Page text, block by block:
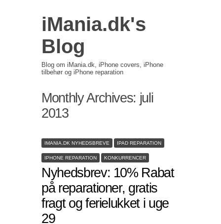
iMania.dk's
Blog
Blog om iMania.dk, iPhone covers, iPhone
tilbehør og iPhone reparation
Monthly Archives: juli
2013
IMANIA.DK NYHEDSBREVE IPAD REPARATION
IPHONE REPARATION KONKURRENCER
Nyhedsbrev: 10% Rabat
på reparationer, gratis
fragt og ferielukket i uge
29